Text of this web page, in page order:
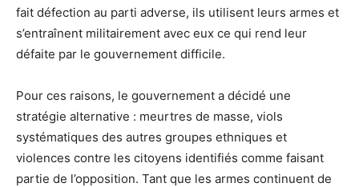
fait défection au parti adverse, ils utilisent leurs armes et
s’entraînent militairement avec eux ce qui rend leur
défaite par le gouvernement difficile.
Pour ces raisons, le gouvernement a décidé une
stratégie alternative : meurtres de masse, viols
systématiques des autres groupes ethniques et
violences contre les citoyens identifiés comme faisant
partie de l’opposition. Tant que les armes continuent de